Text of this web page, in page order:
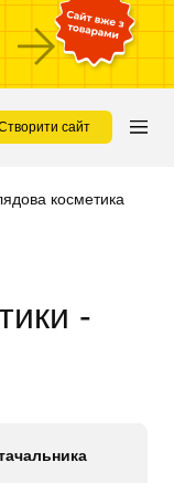
сайт
косметика
-